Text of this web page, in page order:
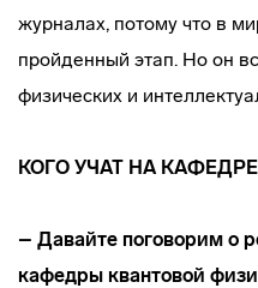
журналах, потому что в
пройденный этап. Но он
физических и
КОГО УЧАТ НА
– Давайте поговорим о
кафедры квантовой